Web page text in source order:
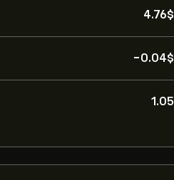
4.76‎$‎
-0.04‎$‎
1.05